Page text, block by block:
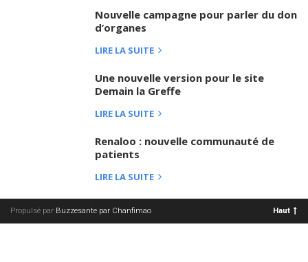
Nouvelle campagne pour parler du don
d’organes
LIRE LA SUITE
Une nouvelle version pour le site
Demain la Greffe
LIRE LA SUITE
Renaloo : nouvelle communauté de
patients
LIRE LA SUITE
Propulsé par Buzzesante par Chanfimao Haut